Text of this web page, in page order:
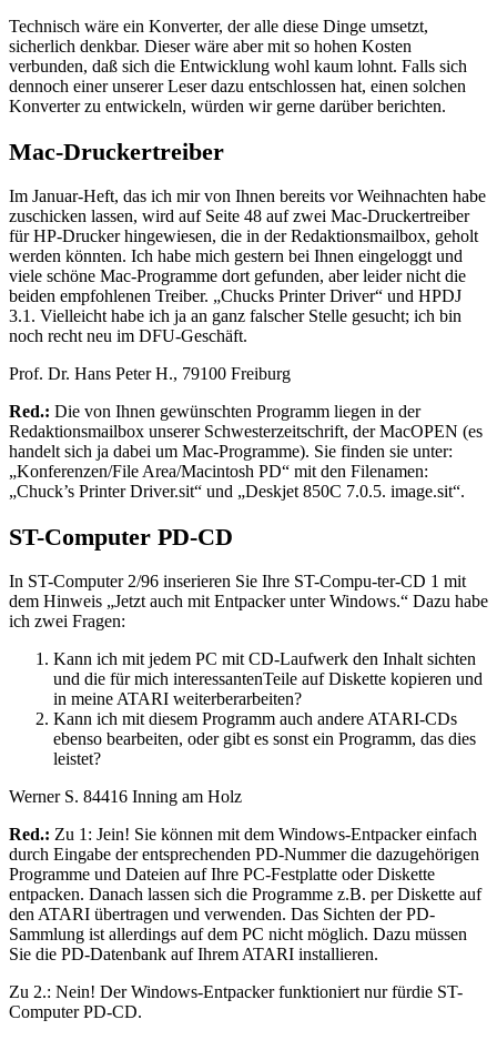
Technisch wäre ein Konverter, der alle diese Dinge umsetzt,
sicherlich denkbar. Dieser wäre aber mit so hohen Kosten
verbunden, daß sich die Entwicklung wohl kaum lohnt. Falls sich
dennoch einer unserer Leser dazu entschlossen hat, einen solchen
Konverter zu entwickeln, würden wir gerne darüber berichten.
Mac-Druckertreiber
Im Januar-Heft, das ich mir von Ihnen bereits vor Weihnachten habe
zuschicken lassen, wird auf Seite 48 auf zwei Mac-Druckertreiber
für HP-Drucker hingewiesen, die in der Redaktionsmailbox, geholt
werden könnten. Ich habe mich gestern bei Ihnen eingeloggt und
viele schöne Mac-Programme dort gefunden, aber leider nicht die
beiden empfohlenen Treiber. „Chucks Printer Driver“ und HPDJ
3.1. Vielleicht habe ich ja an ganz falscher Stelle gesucht; ich bin
noch recht neu im DFU-Geschäft.
Prof. Dr. Hans Peter H., 79100 Freiburg
Red.: Die von Ihnen gewünschten Programm liegen in der
Redaktionsmailbox unserer Schwesterzeitschrift, der MacOPEN (es
handelt sich ja dabei um Mac-Programme). Sie finden sie unter:
„Konferenzen/File Area/Macintosh PD“ mit den Filenamen:
„Chuck’s Printer Driver.sit“ und „Deskjet 850C 7.0.5. image.sit“.
ST-Computer PD-CD
In ST-Computer 2/96 inserieren Sie Ihre ST-Compu-ter-CD 1 mit
dem Hinweis „Jetzt auch mit Entpacker unter Windows.“ Dazu habe
ich zwei Fragen:
Kann ich mit jedem PC mit CD-Laufwerk den Inhalt sichten
und die für mich interessantenTeile auf Diskette kopieren und
in meine ATARI weiterberarbeiten?
Kann ich mit diesem Programm auch andere ATARI-CDs
ebenso bearbeiten, oder gibt es sonst ein Programm, das dies
leistet?
Werner S. 84416 Inning am Holz
Red.: Zu 1: Jein! Sie können mit dem Windows-Entpacker einfach
durch Eingabe der entsprechenden PD-Nummer die dazugehörigen
Programme und Dateien auf Ihre PC-Festplatte oder Diskette
entpacken. Danach lassen sich die Programme z.B. per Diskette auf
den ATARI übertragen und verwenden. Das Sichten der PD-
Sammlung ist allerdings auf dem PC nicht möglich. Dazu müssen
Sie die PD-Datenbank auf Ihrem ATARI installieren.
Zu 2.: Nein! Der Windows-Entpacker funktioniert nur fürdie ST-
Computer PD-CD.